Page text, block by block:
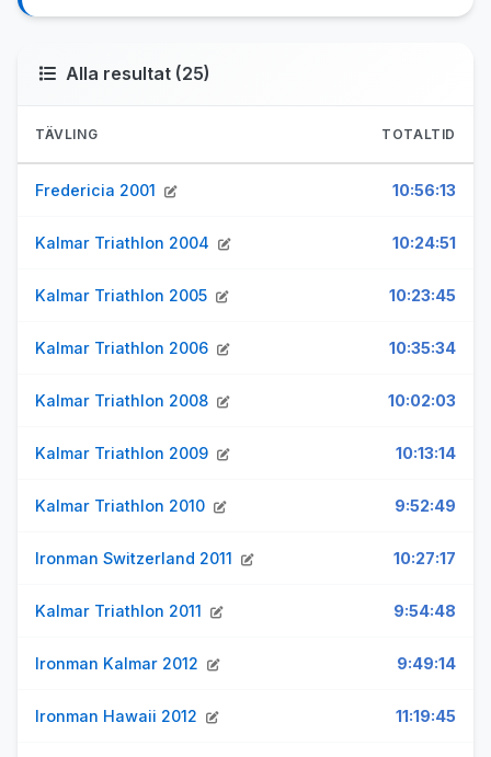
Alla resultat (25)
TÄVLING TOTALTID
Fredericia 2001 10:56:13
Kalmar Triathlon 2004 10:24:51
Kalmar Triathlon 2005 10:23:45
Kalmar Triathlon 2006 10:35:34
Kalmar Triathlon 2008 10:02:03
Kalmar Triathlon 2009 10:13:14
Kalmar Triathlon 2010 9:52:49
Ironman Switzerland 2011 10:27:17
Kalmar Triathlon 2011 9:54:48
Ironman Kalmar 2012 9:49:14
Ironman Hawaii 2012 11:19:45